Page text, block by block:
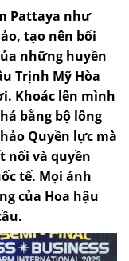
Pattaya như
tạo nên bối
những huyền
Trịnh Mỹ Hòa
Khoác lên mình
bằng bộ lông
Quyền lực mà
nối và quyền
tế. Mọi ánh
của Hoa hậu